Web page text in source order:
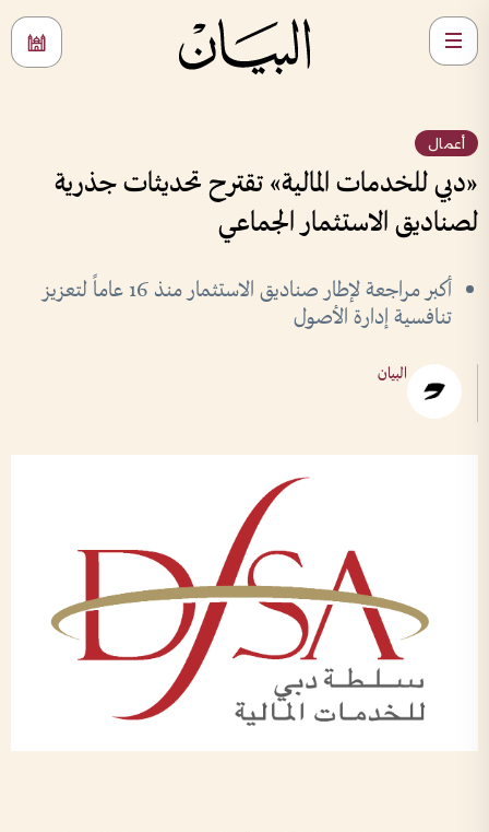
أعمال
«دبي للخدمات المالية» تقترح تحديثات جذرية
لصناديق الاستثمار الجماعي
أكبر مراجعة لإطار صناديق الاستثمار منذ 16 عاماً لتعزيز
تنافسية إدارة الأصول
البيان